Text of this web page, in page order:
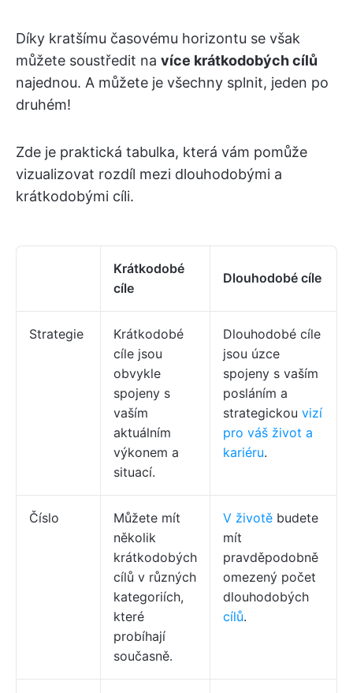
Díky kratšímu časovému horizontu se však
můžete soustředit na více krátkodobých cílů
najednou. A můžete je všechny splnit, jeden po
druhém!
Zde je praktická tabulka, která vám pomůže
vizualizovat rozdíl mezi dlouhodobými a
krátkodobými cíli.
Krátkodobé
cíle
Dlouhodobé cíle
Strategie
Krátkodobé
cíle jsou
obvykle
spojeny s
vaším
aktuálním
výkonem a
situací.
Dlouhodobé cíle
jsou úzce
spojeny s vaším
posláním a
strategickou vizí
pro váš život a
kariéru.
Číslo
Můžete mít
několik
krátkodobých
cílů v různých
kategoriích,
které
probíhají
současně.
V životě budete
mít
pravděpodobně
omezený počet
dlouhodobých
cílů.